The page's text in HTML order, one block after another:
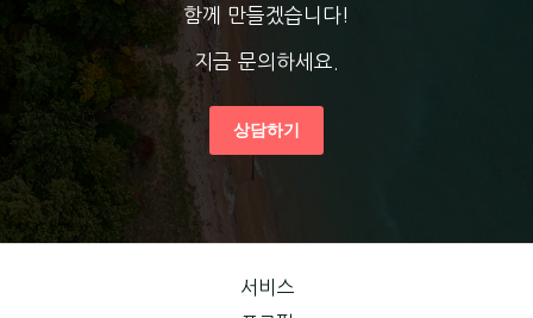
함께 만들겠습니다!
지금 문의하세요.
상담하기
서비스